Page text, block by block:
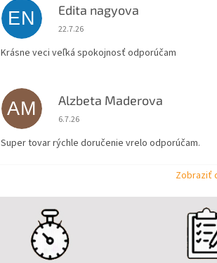
EN Edita nagyova
Hodnotenie obchodu je 5 z 5
22.7.26
Krásne veci veľká spokojnosť odporúčam
AM Alzbeta Maderova
Hodnotenie obchodu je 5 z 5
6.7.26
Super tovar rýchle doručenie vrelo odporúčam.
Zobraziť